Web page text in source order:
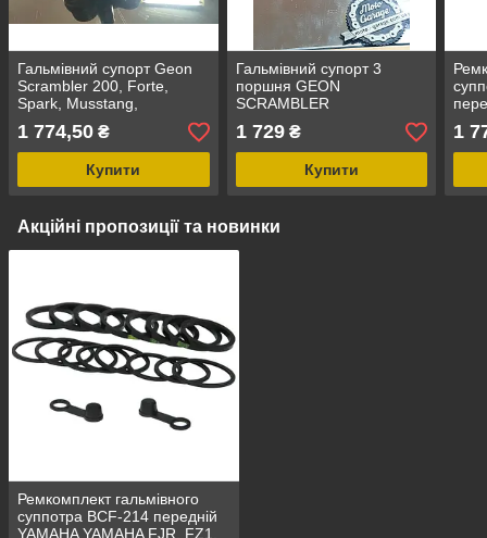
Гальмівний супорт Geon
Scrambler 200, Forte,
Spark, Musstang,
Оригінал,
1 774,50 ₴
Купити
Гальмівний супорт 3
поршня GEON
SCRAMBLER
300,ROCKSTER New
Передній
1 729₴
Купити
1
Акційні пропозиції та новинки
Ремкомплект гальмівного
суппотра BCF-214 передній
YAMAHA YAMAHA FJR, FZ1,